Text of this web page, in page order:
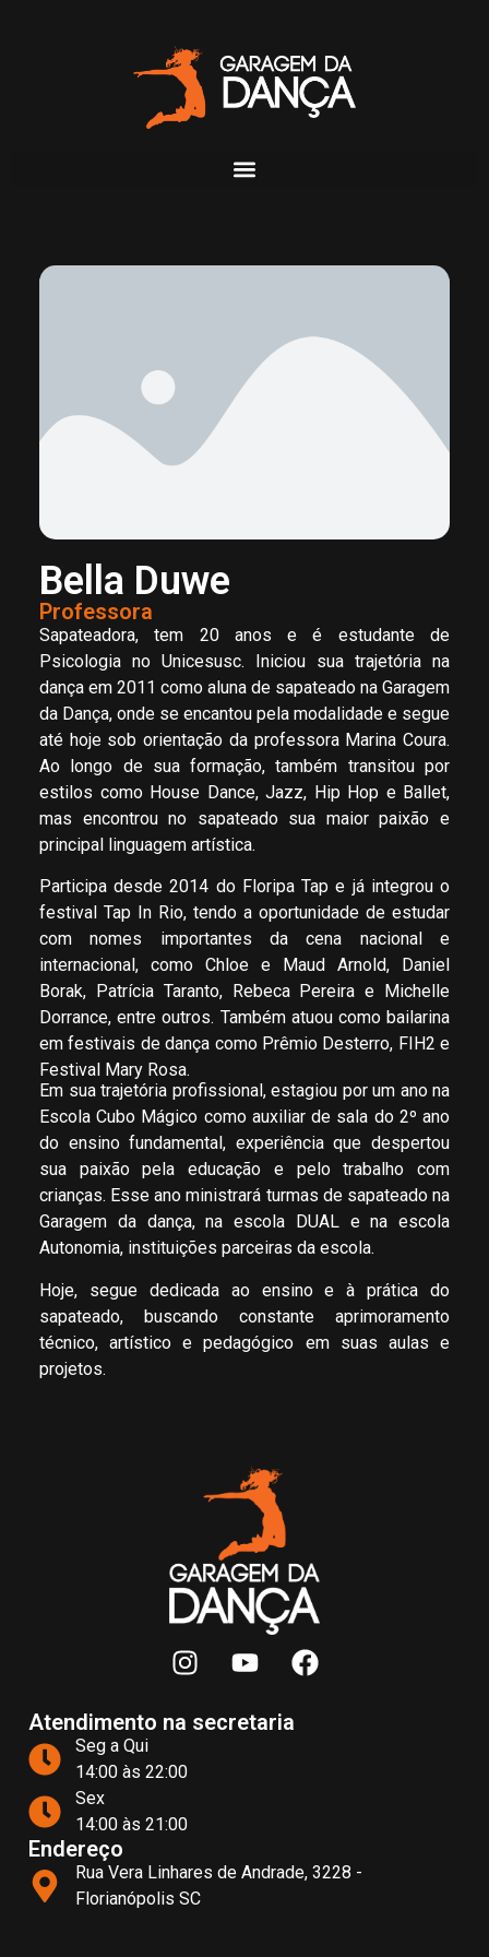
Bella Duwe
Professora
Sapateadora, tem 20 anos e é estudante de
Psicologia no Unicesusc. Iniciou sua trajetória na
dança em 2011 como aluna de sapateado na Garagem
da Dança, onde se encantou pela modalidade e segue
até hoje sob orientação da professora Marina Coura.
Ao longo de sua formação, também transitou por
estilos como House Dance, Jazz, Hip Hop e Ballet,
mas encontrou no sapateado sua maior paixão e
principal linguagem artística.
Participa desde 2014 do Floripa Tap e já integrou o
festival Tap In Rio, tendo a oportunidade de estudar
com nomes importantes da cena nacional e
internacional, como Chloe e Maud Arnold, Daniel
Borak, Patrícia Taranto, Rebeca Pereira e Michelle
Dorrance, entre outros. Também atuou como bailarina
em festivais de dança como Prêmio Desterro, FIH2 e
Festival Mary Rosa.
Em sua trajetória profissional, estagiou por um ano na
Escola Cubo Mágico como auxiliar de sala do 2º ano
do ensino fundamental, experiência que despertou
sua paixão pela educação e pelo trabalho com
crianças. Esse ano ministrará turmas de sapateado na
Garagem da dança, na escola DUAL e na escola
Autonomia, instituições parceiras da escola.
Hoje, segue dedicada ao ensino e à prática do
sapateado, buscando constante aprimoramento
técnico, artístico e pedagógico em suas aulas e
projetos.
Atendimento na secretaria
Seg a Qui
14:00 às 22:00
Sex
14:00 às 21:00
Endereço
Rua Vera Linhares de Andrade, 3228 -
Florianópolis SC